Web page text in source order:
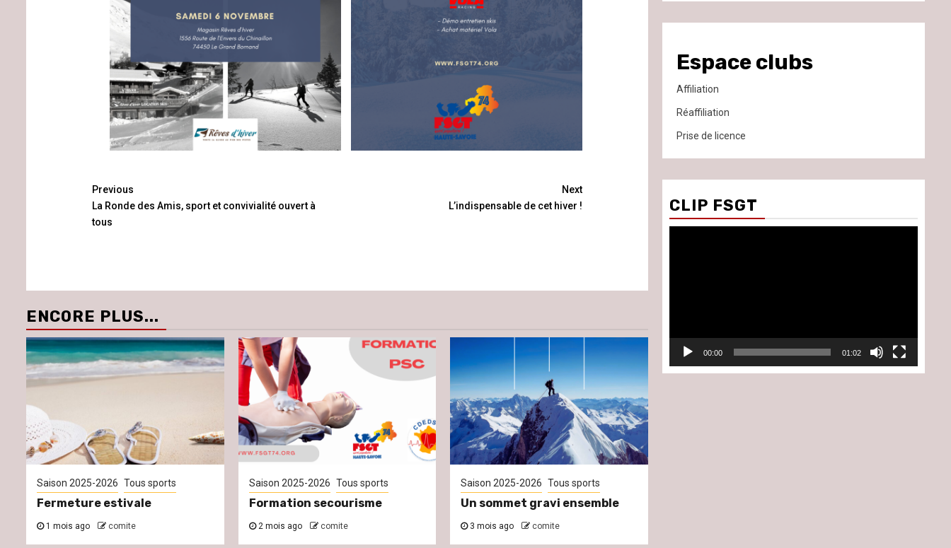
Continue
Reading
Previous
La Ronde des Amis, sport et convivialité ouvert à
tous
Next
L’indispensable de cet hiver !
ENCORE PLUS...
Saison 2025-2026 Tous sports
Fermeture estivale
1 mois ago comite
Saison 2025-2026 Tous sports
Formation secourisme
2 mois ago comite
Saison 2025-2026 Tous sports
Un sommet gravi ensemble
3 mois ago comite
Espace clubs
Affiliation
Réaffiliation
Prise de licence
CLIP FSGT
00:00 01:02